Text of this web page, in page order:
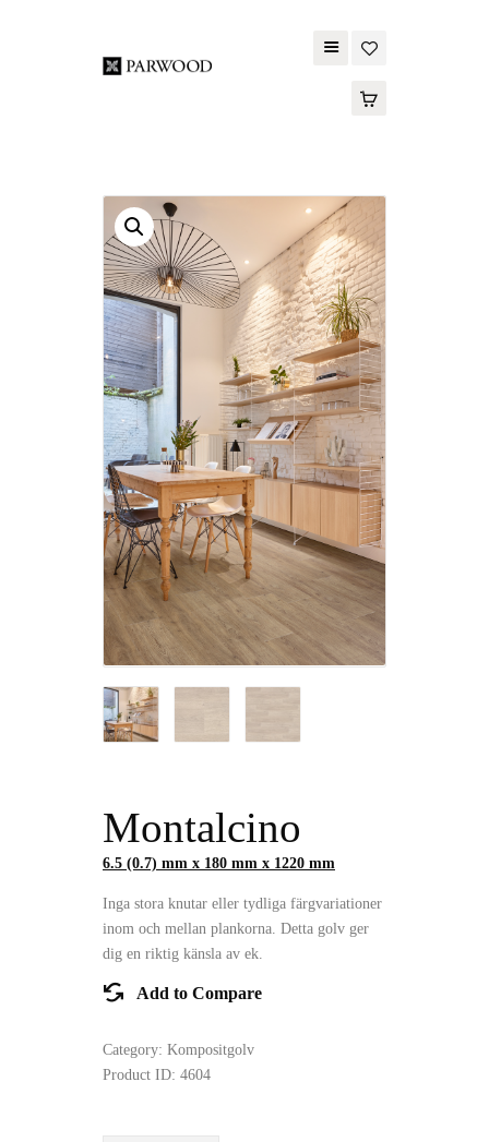
PARWOOD
WOOD FLOORING
SPC FLOORING
ACOUSTIC PANELS
OUTDOOR DECKING
MAINTENANCE
PRODUCT
TOOLS AND
ACCESSORIES
Montalcino
6.5 (0.7) mm x 180 mm x 1220 mm
Inga stora knutar eller tydliga färgvariationer
inom och mellan plankorna. Detta golv ger
dig en riktig känsla av ek.
Add to Compare
Category: Kompositgolv
Product ID: 4604